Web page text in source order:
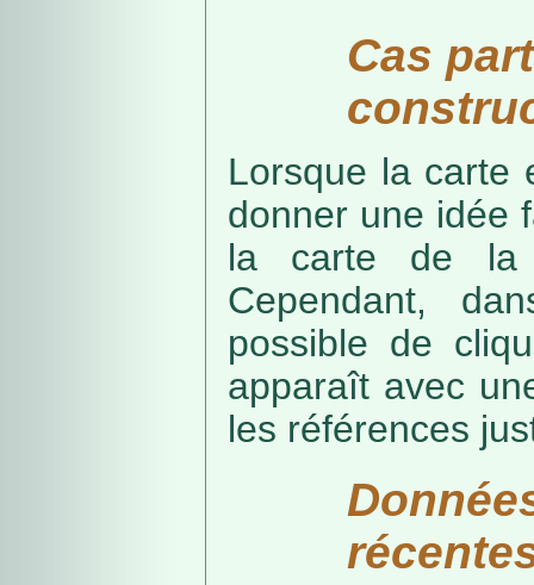
Cas
Lorsque la carte
donner une idée
la carte de la
Cependant,
possible de
apparaît avec
les références